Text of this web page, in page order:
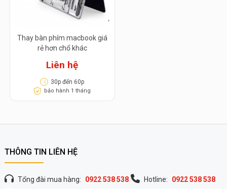
Thay bàn phím macbook giá
rẻ hơn chổ khác
Liên hệ
30p đến 60p
bảo hành 1 tháng
THÔNG TIN LIÊN HỆ
Tổng đài mua hàng: 0922 538 538 Hotline:
0922 538 538